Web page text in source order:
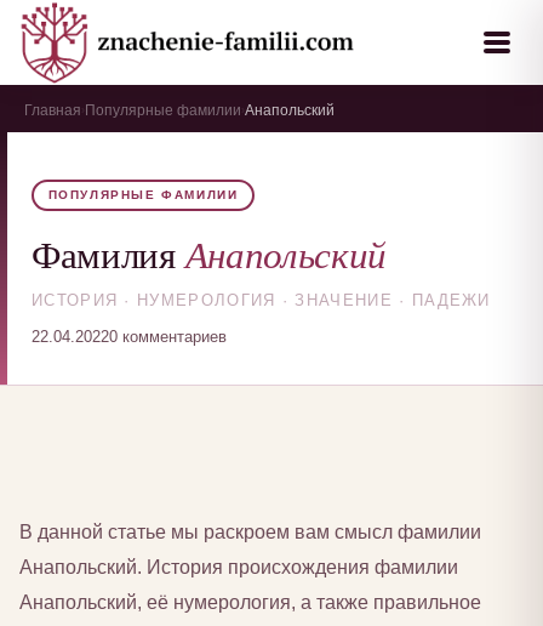
Главная Популярные фамилии Анапольский
ПОПУЛЯРНЫЕ ФАМИЛИИ
ФамилияАнапольский
ИСТОРИЯ · НУМЕРОЛОГИЯ · ЗНАЧЕНИЕ · ПАДЕЖИ
22.04.20220 комментариев
В данной статье мы раскроем вам смысл фамилии
Анапольский. История происхождения фамилии
Анапольский, её нумерология, а также правильное